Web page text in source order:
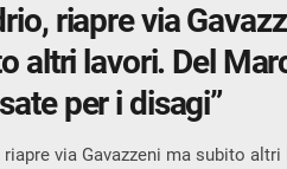
riapre via
altri lavori. Del
per i disagi”
via Gavazzeni ma subito altri